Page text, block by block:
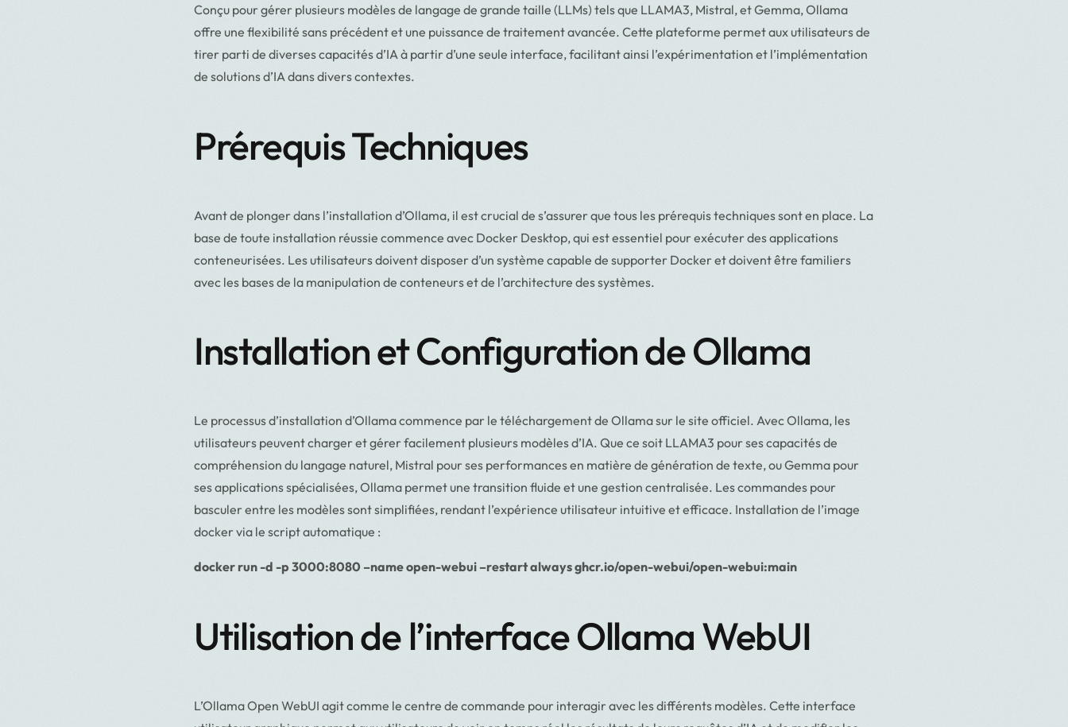
Conçu pour gérer plusieurs modèles de langage de grande taille (LLMs) tels que LLAMA3, Mistral, et Gemma, Ollama
offre une flexibilité sans précédent et une puissance de traitement avancée. Cette plateforme permet aux utilisateurs de
tirer parti de diverses capacités d’IA à partir d’une seule interface, facilitant ainsi l’expérimentation et l’implémentation
de solutions d’IA dans divers contextes.
Prérequis Techniques
Avant de plonger dans l’installation d’Ollama, il est crucial de s’assurer que tous les prérequis techniques sont en place. La
base de toute installation réussie commence avec Docker Desktop, qui est essentiel pour exécuter des applications
conteneurisées. Les utilisateurs doivent disposer d’un système capable de supporter Docker et doivent être familiers
avec les bases de la manipulation de conteneurs et de l’architecture des systèmes.
Installation et Configuration de Ollama
Le processus d’installation d’Ollama commence par le téléchargement de Ollama sur le site officiel. Avec Ollama, les
utilisateurs peuvent charger et gérer facilement plusieurs modèles d’IA. Que ce soit LLAMA3 pour ses capacités de
compréhension du langage naturel, Mistral pour ses performances en matière de génération de texte, ou Gemma pour
ses applications spécialisées, Ollama permet une transition fluide et une gestion centralisée. Les commandes pour
basculer entre les modèles sont simplifiées, rendant l’expérience utilisateur intuitive et efficace. Installation de l’image
docker via le script automatique :
docker run -d -p 3000:8080 –name open-webui –restart always ghcr.io/open-webui/open-webui:main
Utilisation de l’interface Ollama WebUI
L’Ollama Open WebUI agit comme le centre de commande pour interagir avec les différents modèles. Cette interface